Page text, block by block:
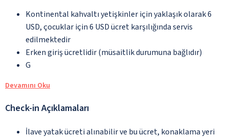
Kontinental kahvaltı yetişkinler için yaklaşık olarak 6
USD, çocuklar için 6 USD ücret karşılığında servis
edilmektedir
Erken giriş ücretlidir (müsaitlik durumuna bağlıdır)
G
Devamını Oku
Check-in Açıklamaları
İlave yatak ücreti alınabilir ve bu ücret, konaklama yeri